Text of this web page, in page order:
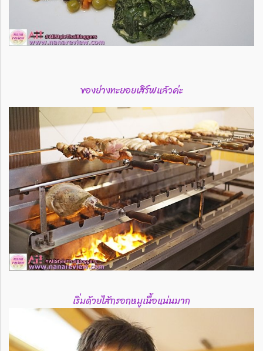
ของย่างทะยอยเสิร์ฟแล้วค่ะ
เริ่มด้วยไส้กรอกหมูเนื้อแน่นมาก